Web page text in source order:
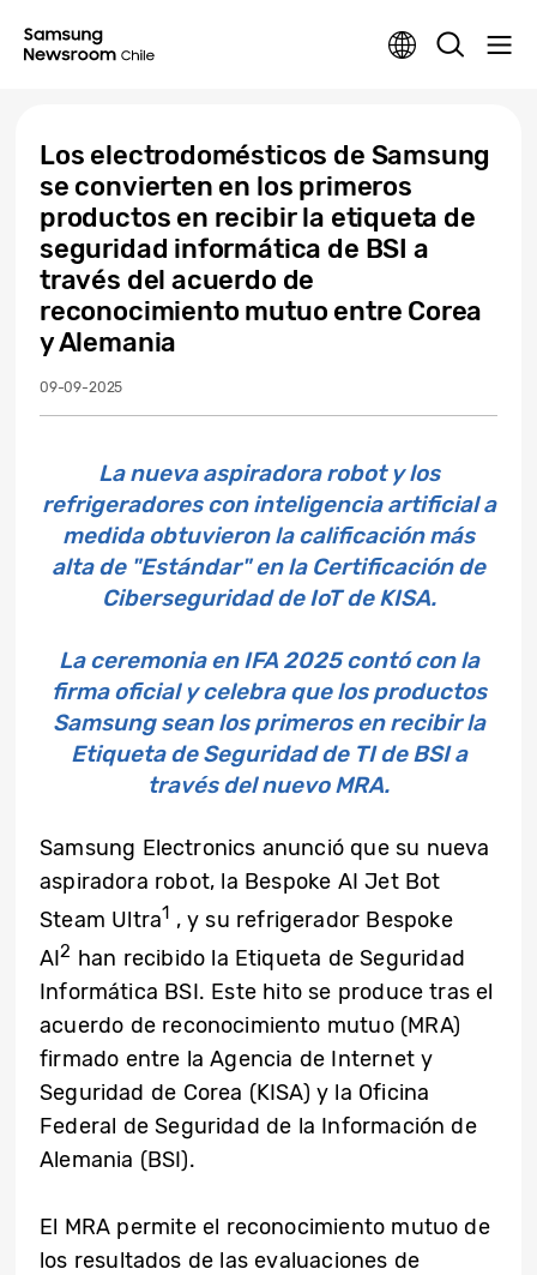
Los electrodomésticos de Samsung
se convierten en los primeros
productos en recibir la etiqueta de
seguridad informática de BSI a
través del acuerdo de
reconocimiento mutuo entre Corea
y Alemania
09-09-2025
La nueva aspiradora robot y los
refrigeradores con inteligencia artificial a
medida obtuvieron la calificación más
alta de "Estándar" en la Certificación de
Ciberseguridad de IoT de KISA.
La ceremonia en IFA 2025 contó con la
firma oficial y celebra que los productos
Samsung sean los primeros en recibir la
Etiqueta de Seguridad de TI de BSI a
través del nuevo MRA.
Samsung Electronics anunció que su nueva
aspiradora robot, la Bespoke AI Jet Bot
Steam Ultra1 , y su refrigerador Bespoke
AI2 han recibido la Etiqueta de Seguridad
Informática BSI. Este hito se produce tras el
acuerdo de reconocimiento mutuo (MRA)
firmado entre la Agencia de Internet y
Seguridad de Corea (KISA) y la Oficina
Federal de Seguridad de la Información de
Alemania (BSI).
El MRA permite el reconocimiento mutuo de
los resultados de las evaluaciones de